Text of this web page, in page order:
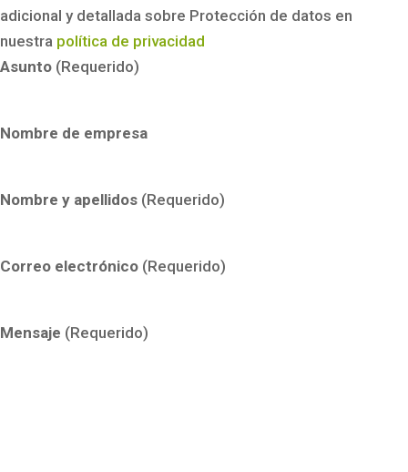
adicional y detallada sobre Protección de datos en
nuestra política de privacidad
Asunto (Requerido)
Nombre de empresa
Nombre y apellidos (Requerido)
Correo electrónico (Requerido)
Mensaje (Requerido)